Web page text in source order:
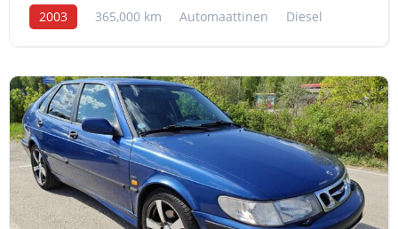
2003 365,000 km Automaattinen Diesel